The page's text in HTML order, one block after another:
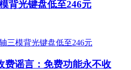
背光键盘低至246元
费谣言：免费功能永不收